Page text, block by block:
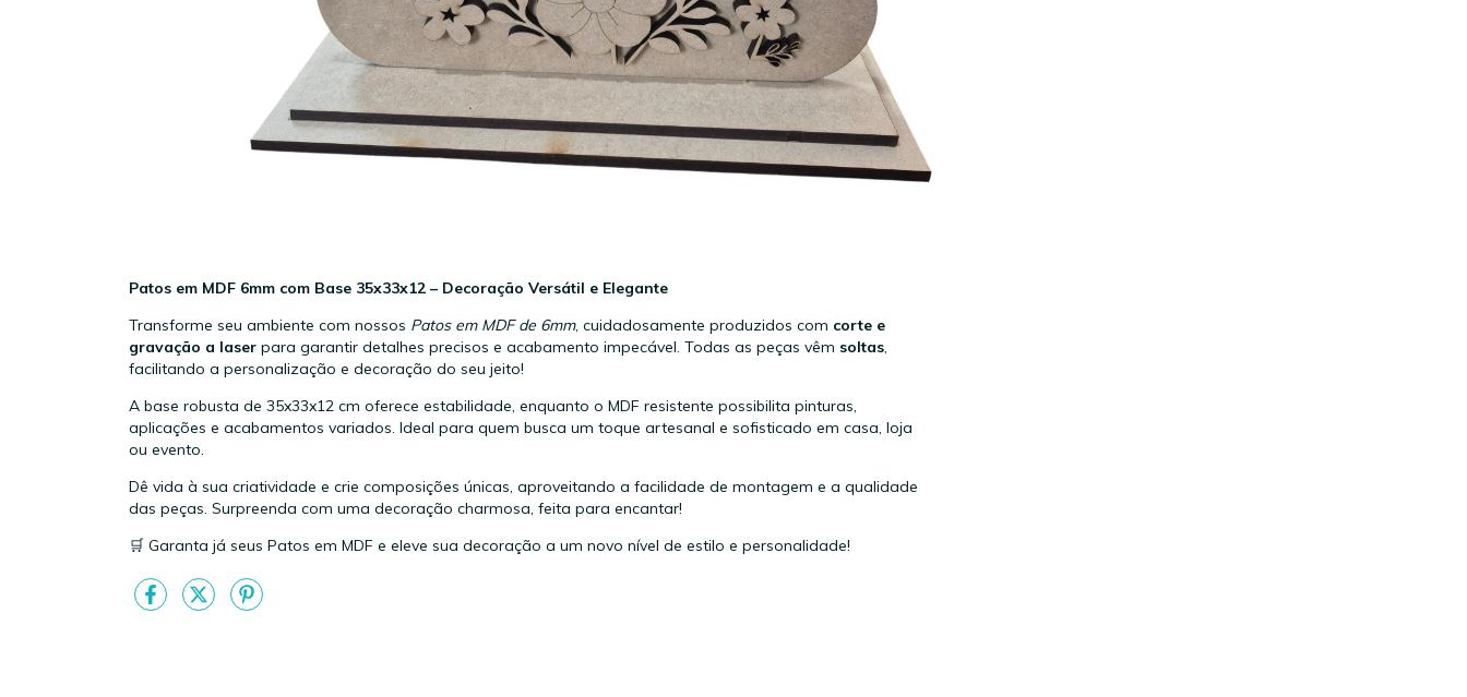
Patos em MDF 6mm com Base 35x33x12 – Decoração Versátil e Elegante
Transforme seu ambiente com nossos Patos em MDF de 6mm, cuidadosamente produzidos com corte e
gravação a laser para garantir detalhes precisos e acabamento impecável. Todas as peças vêm soltas,
facilitando a personalização e decoração do seu jeito!
A base robusta de 35x33x12 cm oferece estabilidade, enquanto o MDF resistente possibilita pinturas,
aplicações e acabamentos variados. Ideal para quem busca um toque artesanal e sofisticado em casa, loja
ou evento.
Dê vida à sua criatividade e crie composições únicas, aproveitando a facilidade de montagem e a qualidade
das peças. Surpreenda com uma decoração charmosa, feita para encantar!
🛒 Garanta já seus Patos em MDF e eleve sua decoração a um novo nível de estilo e personalidade!